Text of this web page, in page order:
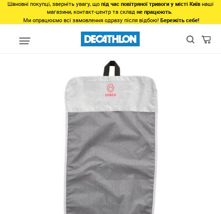
Шановні покупці, зверніть увагу, що під час повітряної тривоги у місті Київ наші
магазини, контакт-центр та склад не працюють.
Ми опрацюємо всі замовлення одразу після відбою! Бережіть себе!
Види спорту Водні види спорту Дайвінг та снорклінг